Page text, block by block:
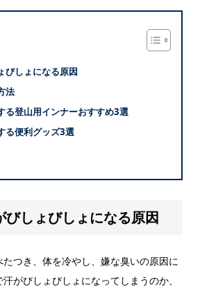
びしょになる原因
法
る登山用インナーおすすめ3選
る便利グッズ3選
びしょびしょになる原因
つき、体を冷やし、嫌な臭いの原因に
がびしょびしょになってしまうのか、